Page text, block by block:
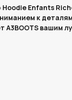
Enfants
к
A3BOOTS вашим